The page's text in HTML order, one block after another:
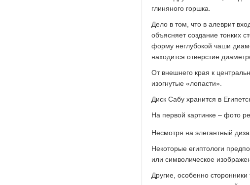
глиняного горшка.
Дело в том, что в алеврит
объясняет создание тонких
форму неглубокой чаши
находится отверстие
От внешнего края к
изогнутые «лопасти».
Диск Сабу хранится в
На первой картинке – фото
Несмотря на элегантный
Некоторые египтологи
или символическое
Другие, особенно